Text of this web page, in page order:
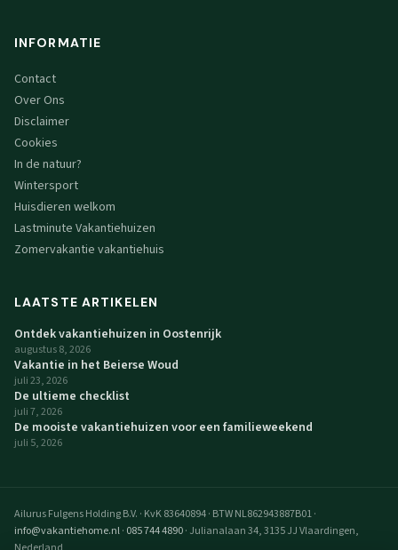
INFORMATIE
Contact
Over Ons
Disclaimer
Cookies
In de natuur?
Wintersport
Huisdieren welkom
Lastminute Vakantiehuizen
Zomervakantie vakantiehuis
LAATSTE ARTIKELEN
Ontdek vakantiehuizen in Oostenrijk
augustus 8, 2026
Vakantie in het Beierse Woud
juli 23, 2026
De ultieme checklist
juli 7, 2026
De mooiste vakantiehuizen voor een familieweekend
juli 5, 2026
Ailurus Fulgens Holding B.V. · KvK 83640894· BTW NL862943887B01·
info@vakantiehome.nl· 085 744 4890· Julianalaan 34, 3135 JJ Vlaardingen,